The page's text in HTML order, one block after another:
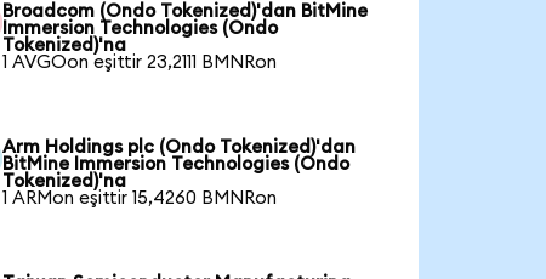
Broadcom (Ondo Tokenized)'dan BitMine
Immersion Technologies (Ondo
Tokenized)'na
1 AVGOon eşittir 23,2111 BMNRon
Arm Holdings plc (Ondo Tokenized)'dan
BitMine Immersion Technologies (Ondo
Tokenized)'na
1 ARMon eşittir 15,4260 BMNRon